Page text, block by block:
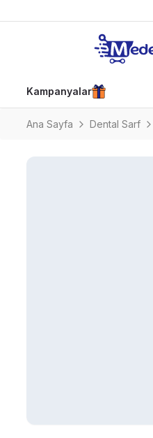
Kampanyalar
Ana Sayfa Dental Sarf